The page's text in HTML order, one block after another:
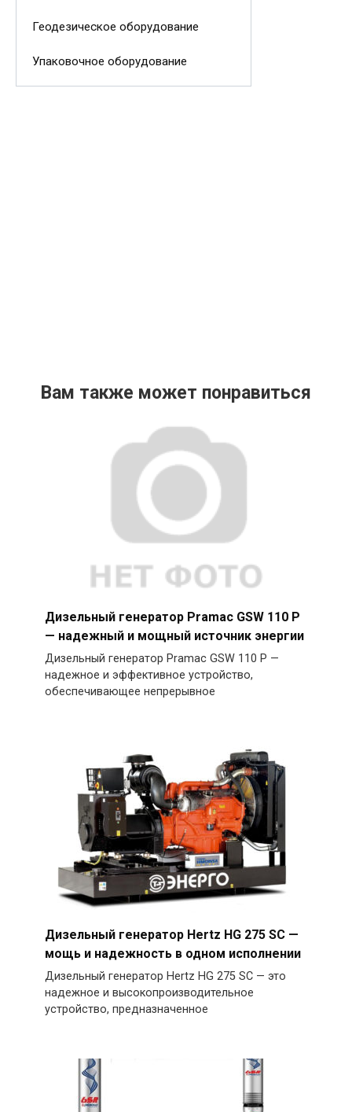
Геодезическое оборудование
Упаковочное оборудование
Вам также может понравиться
Дизельный генератор Pramac GSW 110 P
— надежный и мощный источник энергии
Дизельный генератор Pramac GSW 110 P —
надежное и эффективное устройство,
обеспечивающее непрерывное
Дизельный генератор Hertz HG 275 SC —
мощь и надежность в одном исполнении
Дизельный генератор Hertz HG 275 SC — это
надежное и высокопроизводительное
устройство, предназначенное